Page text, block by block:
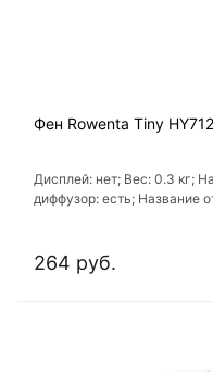
Фен Rowenta Tiny
Дисплей: нет; Вес: 0.3 кг;
диффузор: есть; Название
264 руб.